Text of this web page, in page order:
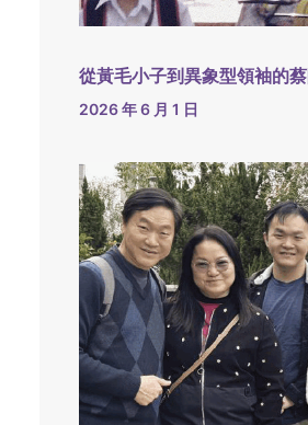
從黃毛小子到異象型領袖的
2026 年 6 月 1 日